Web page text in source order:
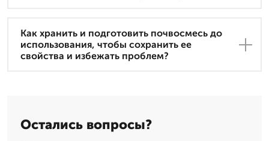
Как хранить и подготовить почвосмесь до
использования, чтобы сохранить ее
свойства и избежать проблем?
Остались вопросы?